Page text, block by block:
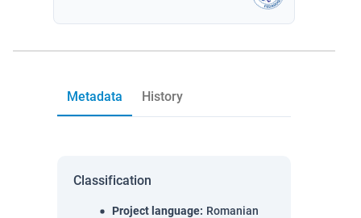
Metadata History
Classification
Project language: Romanian